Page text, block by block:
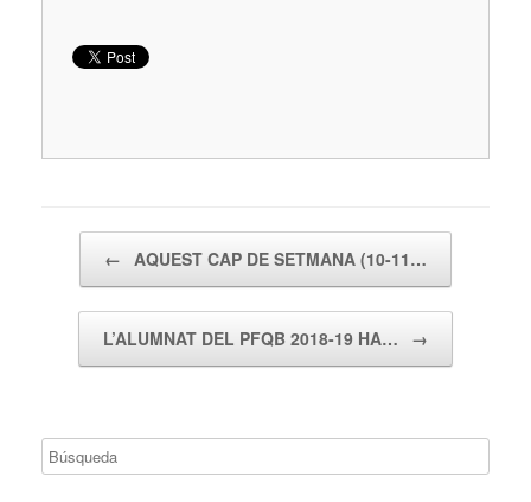
← AQUEST CAP DE SETMANA (10-11…
L’ALUMNAT DEL PFQB 2018-19 HA… →